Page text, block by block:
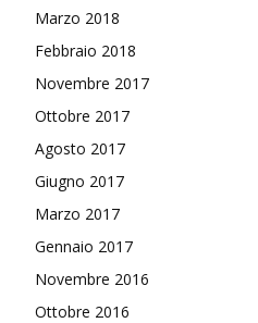
Marzo 2018
Febbraio 2018
Novembre 2017
Ottobre 2017
Agosto 2017
Giugno 2017
Marzo 2017
Gennaio 2017
Novembre 2016
Ottobre 2016